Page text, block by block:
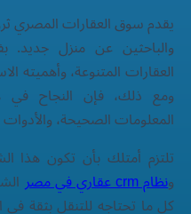
يقدم سوق العقارات المصري
والباحثين عن منزل جديد.
العقارات المتنوعة، وأهميته
ومع ذلك، فإن النجاح في
المعلومات الصحيحة،
تلتزم أمتلكبأن تكون هذا
ونظام crm عقاري في مصر
كل ما تحتاجه للتنقل بثقة